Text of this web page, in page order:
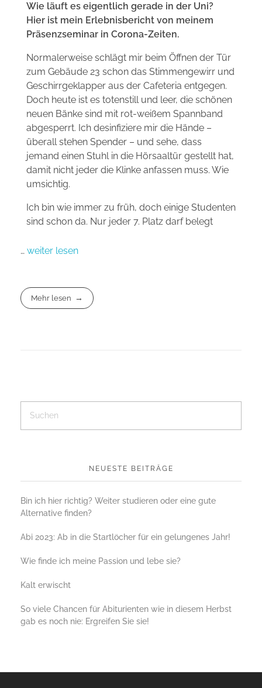
Wie läuft es eigentlich gerade in der Uni?
Hier ist mein Erlebnisbericht von meinem
Präsenzseminar in Corona-Zeiten.
Normalerweise schlägt mir beim Öffnen der Tür
zum Gebäude 23 schon das Stimmengewirr und
Geschirrgeklapper aus der Cafeteria entgegen.
Doch heute ist es totenstill und leer, die schönen
neuen Bänke sind mit rot-weißem Spannband
abgesperrt. Ich desinfiziere mir die Hände –
überall stehen Spender – und sehe, dass
jemand einen Stuhl in die Hörsaaltür gestellt hat,
damit nicht jeder die Klinke anfassen muss. Wie
umsichtig.
Ich bin wie immer zu früh, doch einige Studenten
sind schon da. Nur jeder 7. Platz darf belegt
… weiter lesen
Mehr lesen
NEUESTE BEITRÄGE
Bin ich hier richtig? Weiter studieren oder eine gute
Alternative finden?
Abi 2023: Ab in die Startlöcher für ein gelungenes Jahr!
Wie finde ich meine Passion und lebe sie?
Kalt erwischt
So viele Chancen für Abiturienten wie in diesem Herbst
gab es noch nie: Ergreifen Sie sie!